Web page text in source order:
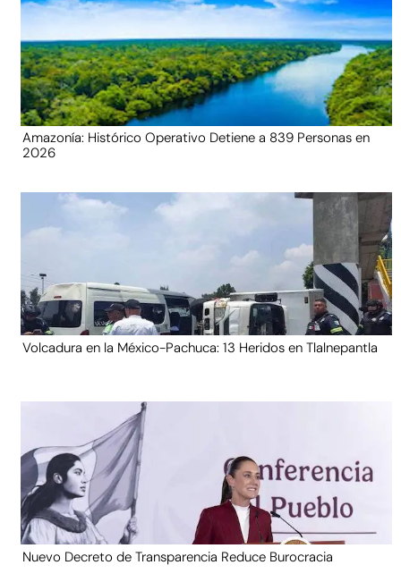
Amazonía: Histórico Operativo Detiene a 839 Personas en
2026
Volcadura en la México-Pachuca: 13 Heridos en Tlalnepantla
Nuevo Decreto de Transparencia Reduce Burocracia